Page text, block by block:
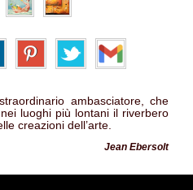
ambasciatore, che
luoghi più lontani il riverbero
creazioni dell’arte.
Jean Ebersolt